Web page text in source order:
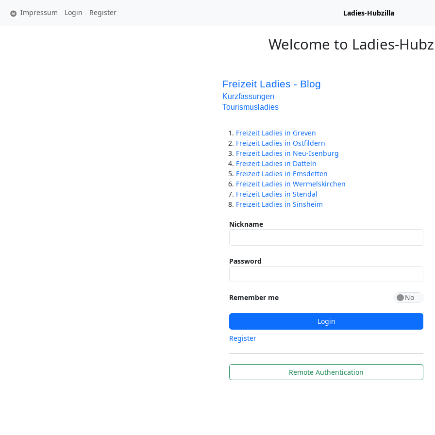
Impressum Login Register Ladies-Hubzilla
Welcome to Ladies-
Freizeit Ladies - Blog
Kurzfassungen
Tourismusladies
Freizeit Ladies in Greven
Freizeit Ladies in Ostfildern
Freizeit Ladies in Neu-Isenburg
Freizeit Ladies in Datteln
Freizeit Ladies in Emsdetten
Freizeit Ladies in Wermelskirchen
Freizeit Ladies in Stendal
Freizeit Ladies in Sinsheim
Nickname
Password
Remember me
Login
Register
Remote Authentication